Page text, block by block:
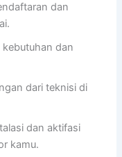
dan
kebutuhan dan
dari teknisi di
dan aktifasi
kamu.